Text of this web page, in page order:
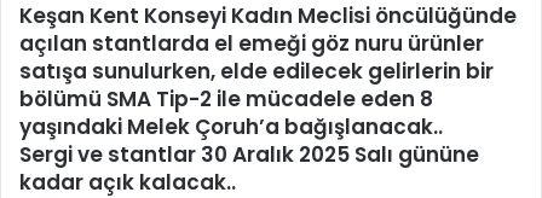
göndermek
Keşan Kent Konseyi Kadın Meclisi öncülüğünde
açılan stantlarda el emeği göz nuru ürünler
satışa sunulurken, elde edilecek gelirlerin bir
bölümü SMA Tip-2 ile mücadele eden 8
yaşındaki Melek Çoruh’a bağışlanacak..
Sergi ve stantlar 30 Aralık 2025 Salı gününe
kadar açık kalacak..